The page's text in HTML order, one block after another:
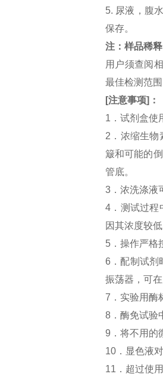
5. 尿液，腹
保存。
注：样品稀
用户须查阅
最佳检测范
[注意事项] ：
1．试剂盒使
2．浓缩生物
簸和可能的
管底。
3．浓洗涤液
4．测试过程
因其浓度较
5．操作严格
6．配制试剂
振荡器，可
7．实验用酶
8．酶免试验
9．将不用的
10．显色液
11．超过使